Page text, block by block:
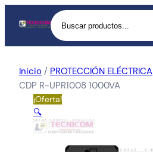
Buscar
Inicio / PROTECCIÓN ELÉCTRICA
CDP R-UPR1008 1000VA
¡Oferta!
🔍